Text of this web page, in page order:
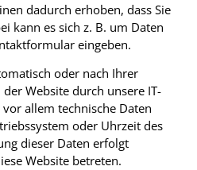
dadurch erhoben, dass Sie
kann es sich z. B. um Daten
eingeben.
oder nach Ihrer
Website durch unsere IT-
allem technische Daten
oder Uhrzeit des
dieser Daten erfolgt
Website betreten.